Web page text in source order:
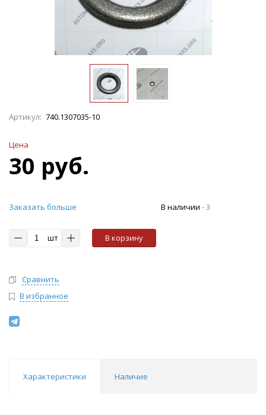
Артикул: 740.1307035-10
Цена
30 руб.
Заказать больше
шт В корзину
В наличии -3
Сравнить
В избранное
Характеристики Наличие